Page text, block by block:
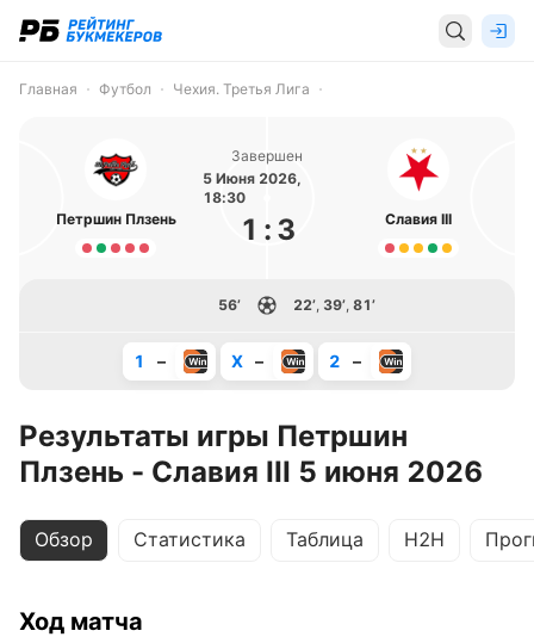
Главная Футбол Чехия. Третья Лига
Петршин Плзень
Завершен
5 Июня 2026,
18:30
1 : 3 Славия III
56’ 22’, 39’, 81’
1 – X – 2 –
Результаты игры Петршин
Плзень - Славия III 5 июня 2026
Обзор Статистика Таблица H2H
Ход матча